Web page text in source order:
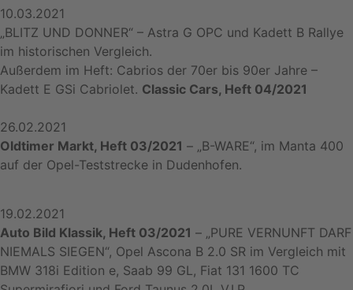
10.03.2021
„BLITZ UND DONNER“ – Astra G OPC und Kadett B Rallye
im historischen Vergleich.
Außerdem im Heft: Cabrios der 70er bis 90er Jahre –
Kadett E GSi Cabriolet. Classic Cars, Heft 04/2021
26.02.2021
Oldtimer Markt, Heft 03/2021 – „B-WARE“, im Manta 400
auf der Opel-Teststrecke in Dudenhofen.
19.02.2021
Auto Bild Klassik, Heft 03/2021 – „PURE VERNUNFT DARF
NIEMALS SIEGEN“, Opel Ascona B 2.0 SR im Vergleich mit
BMW 318i Edition e, Saab 99 GL, Fiat 131 1600 TC